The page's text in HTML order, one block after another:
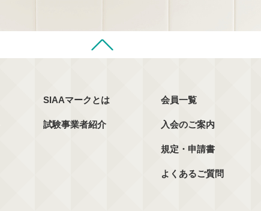
SIAAマークとは
試験事業者紹介
会員一覧
入会のご案内
規定・申請書
よくあるご質問